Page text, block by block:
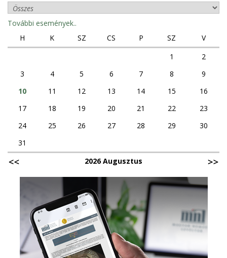
s
További események..
H
K SZ CS P SZ
V
1
2
3
4 5 6 7 8
9
10
11 12 13 14 15
16
17
18 19 20 21 22
23
24
25 26 27 28 29
30
31
2026 Augusztus